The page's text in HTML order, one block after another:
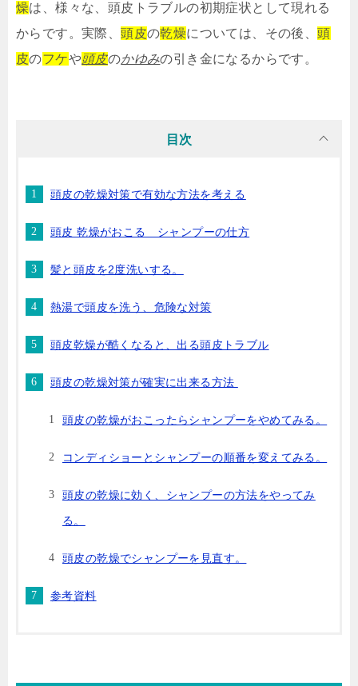
燥は、様々な、頭皮トラブルの初期症状として現れる
からです。実際、頭皮の乾燥については、その後、頭
皮のフケや頭皮のかゆみの引き金になるからです。
目次
頭皮の乾燥対策で有効な方法を考える
頭皮 乾燥がおこる シャンプーの仕方
髪と頭皮を2度洗いする。
熱湯で頭皮を洗う、危険な対策
頭皮乾燥が酷くなると、出る頭皮トラブル
頭皮の乾燥対策が確実に出来る方法
頭皮の乾燥がおこったらシャンプーをやめてみる。
コンディショーとシャンプーの順番を変えてみる。
頭皮の乾燥に効く、シャンプーの方法をやってみ
る。
頭皮の乾燥でシャンプーを見直す。
参考資料